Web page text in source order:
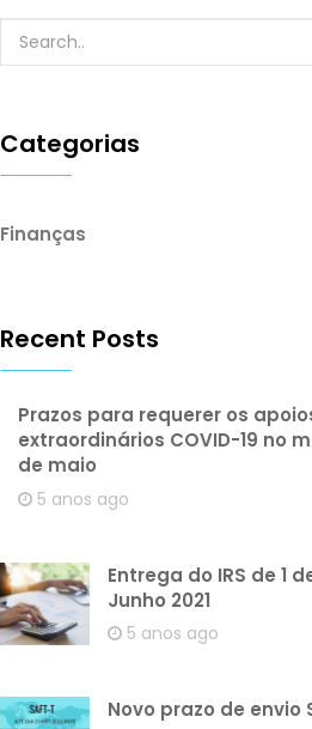
Categorias
Finanças
Recent Posts
Prazos para requerer os
extraordinários COVID-19 no
de maio
5 anos ago
Entrega do IRS de 1
Junho 2021
5 anos ago
Novo prazo de envio